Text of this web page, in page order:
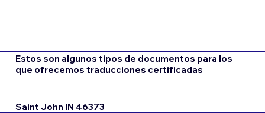
Estos son algunos tipos de documentos para los
que ofrecemos traducciones certificadas
Saint John IN 46373